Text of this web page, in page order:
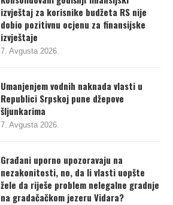
izvještaj za korisnike budžeta RS nije
dobio pozitivnu ocjenu za finansijske
izvještaje
7. Avgusta 2026.
Umanjenjem vodnih naknada vlasti u
Republici Srpskoj pune džepove
šljunkarima
7. Avgusta 2026.
Građani uporno upozoravaju na
nezakonitosti, no, da li vlasti uopšte
žele da riješe problem nelegalne gradnje
na gradačačkom jezeru Vidara?